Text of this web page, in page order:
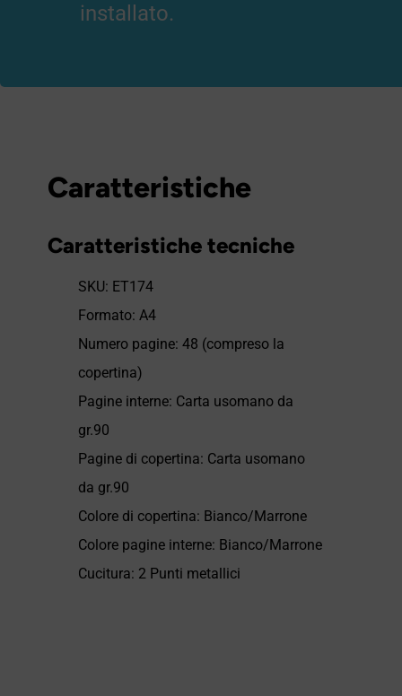
installato.
Caratteristiche
Caratteristiche tecniche
SKU: ET174
Formato: A4
Numero pagine: 48 (compreso la
copertina)
Pagine interne: Carta usomano da
gr.90
Pagine di copertina: Carta usomano
da gr.90
Colore di copertina: Bianco/Marrone
Colore pagine interne: Bianco/Marrone
Cucitura: 2 Punti metallici